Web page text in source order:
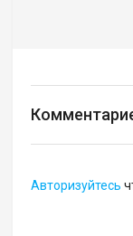
Авторизуйтесь